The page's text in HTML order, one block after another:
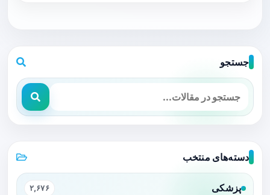
جستجو
دسته‌های منتخب
پزشکی ۲,۶۷۶